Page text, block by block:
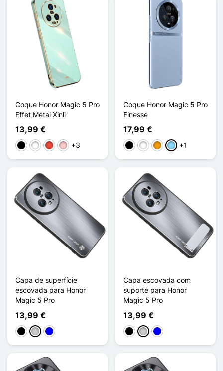
Coque Honor Magic 5 Pro
Effet Métal Xinli
13,99 €
PretoBrancoVermelho
Rosa+3
Coque Honor Magic 5 Pro
Finesse
17,99 €
PretoBrancoLaranjaAzul Claro
+1
Capa de superfície
escovada para Honor
Magic 5 Pro
13,99 €
PretoPrataAzul
Capa escovada com
suporte para Honor
Magic 5 Pro
13,99 €
PretoPrataAzul